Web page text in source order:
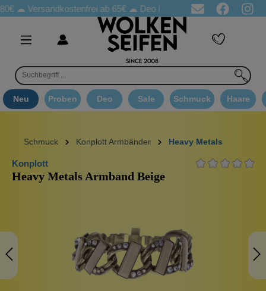
ab 65€ ☁ Deo Proben in jeder Bestellung ☁
Neu Proben Deo Sale Schmuck Haare
Schmuck Konplott Armbänder Heavy Metals
Konplott
Heavy Metals Armband Beige